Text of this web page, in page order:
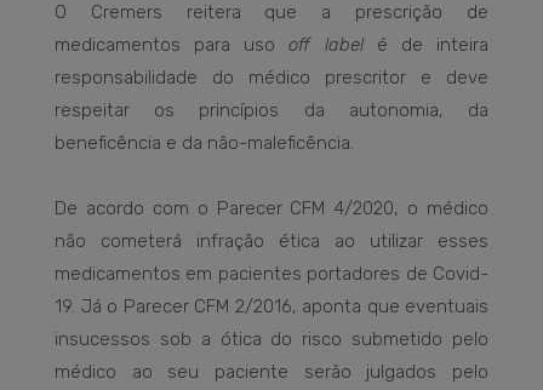
O Cremers reitera que a prescrição de
medicamentos para usooff labelé de inteira
responsabilidade do médico prescritor e deve
respeitar os princípios da autonomia, da
beneficência e da não-maleficência.
De acordo com o Parecer CFM 4/2020, o médico
não cometerá infração ética ao utilizar esses
medicamentos em pacientes portadores de Covid-
19. Já o Parecer CFM 2/2016, aponta que eventuais
insucessos sob a ótica do risco submetido pelo
médico ao seu paciente serão julgados pelo